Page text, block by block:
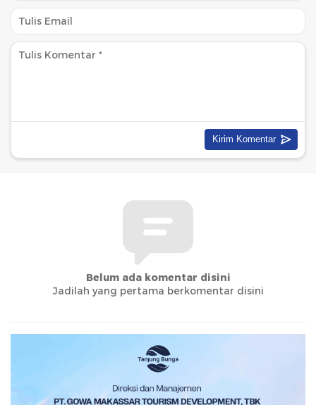
Belum ada komentar disini
Jadilah yang pertama berkomentar disini